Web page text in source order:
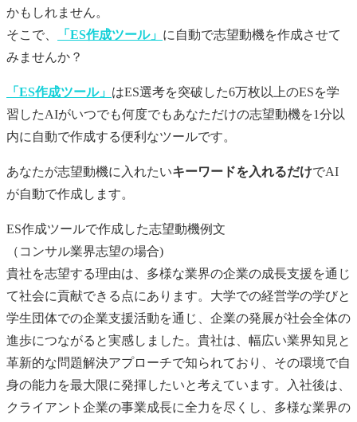
かもしれません。
そこで、
「ES作成ツール」 に自動で志望動機を作成させて
みませんか？
「ES作成ツール」 はES選考を突破した6万枚以上のESを学
習したAIがいつでも何度でもあなただけの志望動機を1分以
内に自動で作成する便利なツールです。
あなたが志望動機に入れたいキーワードを入れるだけでAI
が自動で作成します。
ES作成ツールで作成した志望動機例文
（コンサル業界志望の場合)
貴社を志望する理由は、多様な業界の企業の成長支援を通じ
て社会に貢献できる点にあります。大学での経営学の学びと
学生団体での企業支援活動を通じ、企業の発展が社会全体の
進歩につながると実感しました。貴社は、幅広い業界知見と
革新的な問題解決アプローチで知られており、その環境で自
身の能力を最大限に発揮したいと考えています。入社後は、
クライアント企業の事業成長に全力を尽くし、多様な業界の